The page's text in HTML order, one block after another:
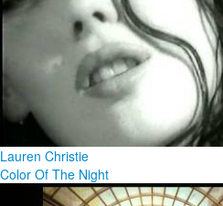
Lauren Christie
Color Of The Night